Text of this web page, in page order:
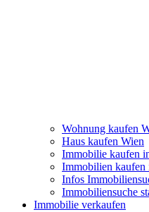
Wohnung kaufen
Haus kaufen Wien
Immobilie kaufen
Immobilien kaufen
Infos
Immobiliensuche
Immobilie verkaufen